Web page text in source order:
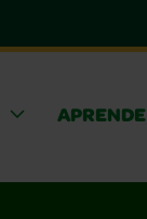
APRENDE